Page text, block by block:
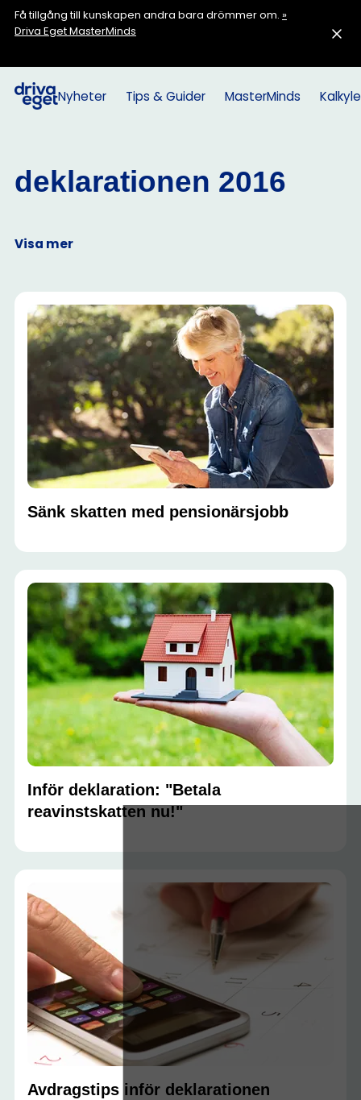
Få tillgång till kunskapen andra bara drömmer om. »
Driva Eget MasterMinds
Nyheter Tips & Guider MasterMinds
deklarationen 2016
Visa mer
Sänk skatten med pensionärsjobb
Inför deklaration: "Betala
reavinstskatten nu!"
Avdragstips inför deklarationen